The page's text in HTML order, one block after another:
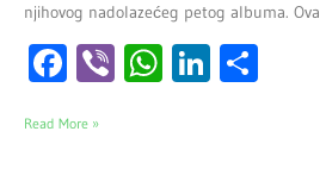
njihovog nadolazećeg petog albuma. Ova
Facebook
ViberWhatsApp
LinkedIn
Read More »